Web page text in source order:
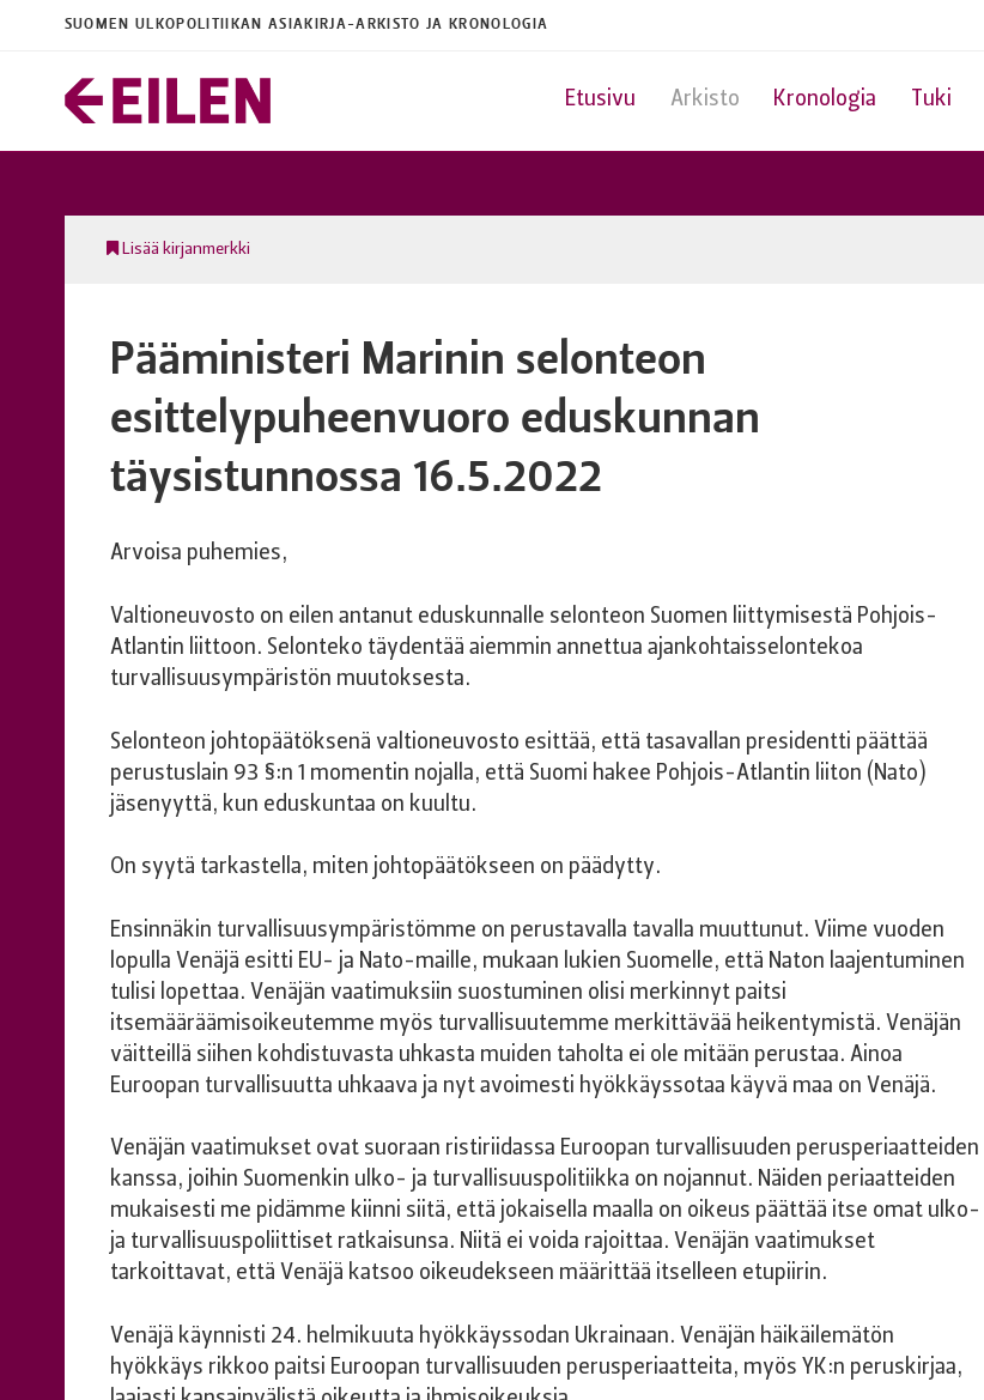
SUOMEN ULKOPOLITIIKAN ASIAKIRJA-ARKISTO JA KRONOLOGIA
Etusivu Arkisto Kronologia Tuki
Lisää kirjanmerkki
Pääministeri Marinin selonteon
esittelypuheenvuoro eduskunnan
täysistunnossa 16.5.2022
Arvoisa puhemies,
Valtioneuvosto on eilen antanut eduskunnalle selonteon Suomen liittymisestä Pohjois-
Atlantin liittoon. Selonteko täydentää aiemmin annettua ajankohtaisselontekoa
turvallisuusympäristön muutoksesta.
Selonteon johtopäätöksenä valtioneuvosto esittää, että tasavallan presidentti päättää
perustuslain 93 §:n 1 momentin nojalla, että Suomi hakee Pohjois-Atlantin liiton (Nato)
jäsenyyttä, kun eduskuntaa on kuultu.
On syytä tarkastella, miten johtopäätökseen on päädytty.
Ensinnäkin turvallisuusympäristömme on perustavalla tavalla muuttunut. Viime vuoden
lopulla Venäjä esitti EU- ja Nato-maille, mukaan lukien Suomelle, että Naton laajentuminen
tulisi lopettaa. Venäjän vaatimuksiin suostuminen olisi merkinnyt paitsi
itsemääräämisoikeutemme myös turvallisuutemme merkittävää heikentymistä. Venäjän
väitteillä siihen kohdistuvasta uhkasta muiden taholta ei ole mitään perustaa. Ainoa
Euroopan turvallisuutta uhkaava ja nyt avoimesti hyökkäyssotaa käyvä maa on Venäjä.
Venäjän vaatimukset ovat suoraan ristiriidassa Euroopan turvallisuuden perusperiaatteiden
kanssa, joihin Suomenkin ulko- ja turvallisuuspolitiikka on nojannut. Näiden periaatteiden
mukaisesti me pidämme kiinni siitä, että jokaisella maalla on oikeus päättää itse omat ulko-
ja turvallisuuspoliittiset ratkaisunsa. Niitä ei voida rajoittaa. Venäjän vaatimukset
tarkoittavat, että Venäjä katsoo oikeudekseen määrittää itselleen etupiirin.
Venäjä käynnisti 24. helmikuuta hyökkäyssodan Ukrainaan. Venäjän häikäilemätön
hyökkäys rikkoo paitsi Euroopan turvallisuuden perusperiaatteita, myös YK:n peruskirjaa,